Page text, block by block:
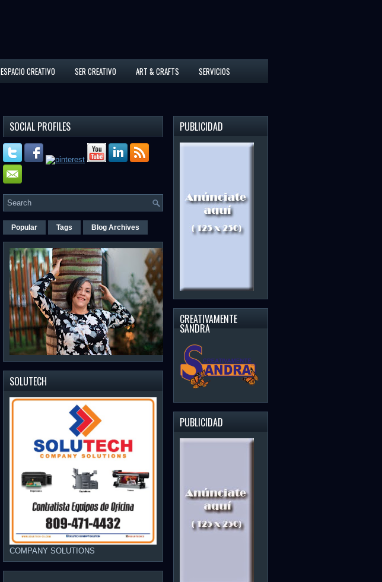
ESPACIO CREATIVO SER CREATIVO ART & CRAFTS
SERVICIOS
CREATIVAMENTE SANDRA, 5TA TEMP. POLYFARMA
Creativamente Sandra 5ta tempora 23 de oct 2019. Polyfarma (Farmacia especializada)
Geovanny Garcia, Sandra Paulino, Miguelina...
SOCIAL PROFILES
Popular Tags Blog Archives
SOLUTECH
COMPANY SOLUTIONS
PUBLICIDAD
CREATIVAMENTE
SANDRA
PUBLICIDAD